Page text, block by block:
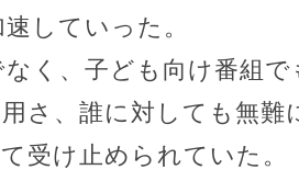
していった。
く、子ども向け番組
さ、誰に対しても無難
受け止められていた。